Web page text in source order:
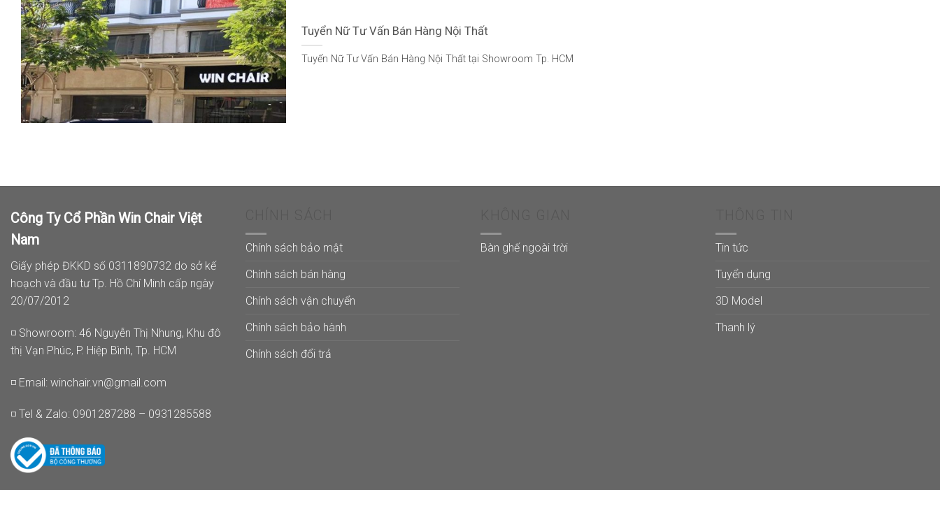
Tuyển Nữ Tư Vấn Bán Hàng Nội Thất
Tuyển Nữ Tư Vấn Bán Hàng Nội Thất tại Showroom Tp. HCM
Công Ty Cổ Phần Win Chair Việt
Nam
Giấy phép ĐKKD số 0311890732 do sở kế
hoạch và đầu tư Tp. Hồ Chí Minh cấp ngày
20/07/2012
◽ Showroom: 46 Nguyễn Thị Nhung, Khu đô
thị Vạn Phúc, P. Hiệp Bình, Tp. HCM
◽ Email: winchair.vn@gmail.com
◽ Tel & Zalo: 0901287288 – 0931285588
Chính sách bảo mật
Chính sách bán hàng
Chính sách vận chuyển
Chính sách bảo hành
Chính sách đổi trả
Bàn ghế ngoài trời
Tin tức
Tuyển dụng
3D Model
Thanh lý